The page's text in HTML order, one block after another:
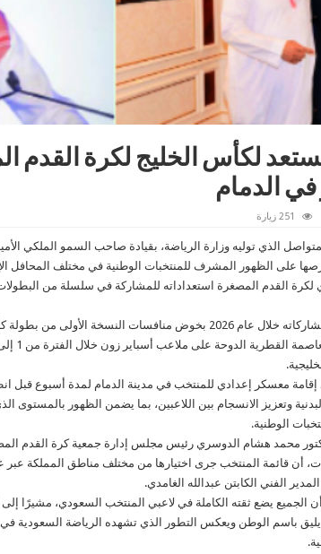
لكأس الخليج لكرة القدم
الدمام
251 زيارة
الذي توليه وزارة الرياضة، بقيادة صاحب السمو الملكي
على الظهور المشرف للمنتخبات الوطنية في مختلف المحافل
لكرة القدم المصغرة استعداداته للمشاركة في سلسلة من
ويستهل الأخضر مشاركاته خلال عام 2026 بخوض منافسات النسخة
إقامة معسكر إعدادي للمنتخب في مدينة الدمام لمدة أسبوع قبل
وتعزيز الانسجام بين اللاعبين، بما يضمن الظهور بالمستوى
الوطنية.
محمد هشام الدوسري رئيس مجلس إدارة جمعية كرة القدم
أن قائمة المنتخب جرى اختيارها من مختلف مناطق المملكة عبر
الفني الكابتن عبدالله الغامدي.
الجميع يضع ثقته الكاملة في لاعبي المنتخب السعودي، مشيرًا
باسم الوطن ويعكس التطور الذي تشهده الرياضة السعودية